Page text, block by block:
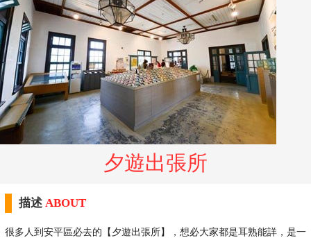
夕遊出張所
描述 ABOUT
很多人到安平區必去的【夕遊出張所】，想必大家都是耳熟能詳，是一